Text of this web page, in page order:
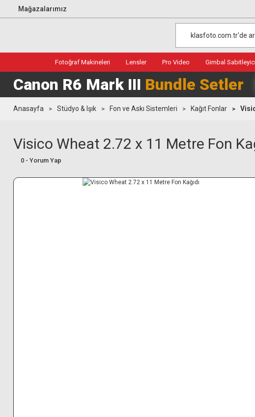
Mağazalarımız
Fotoğraf Makineleri Lensler Pro Video Gimbal
Canon R6 Mark III Bundle Setler
Anasayfa Stüdyo & Işık Fon ve Askı Sistemleri Kağıt Fonlar
Visico Wheat 2.72 x 11 Metre Fon
0 - Yorum Yap